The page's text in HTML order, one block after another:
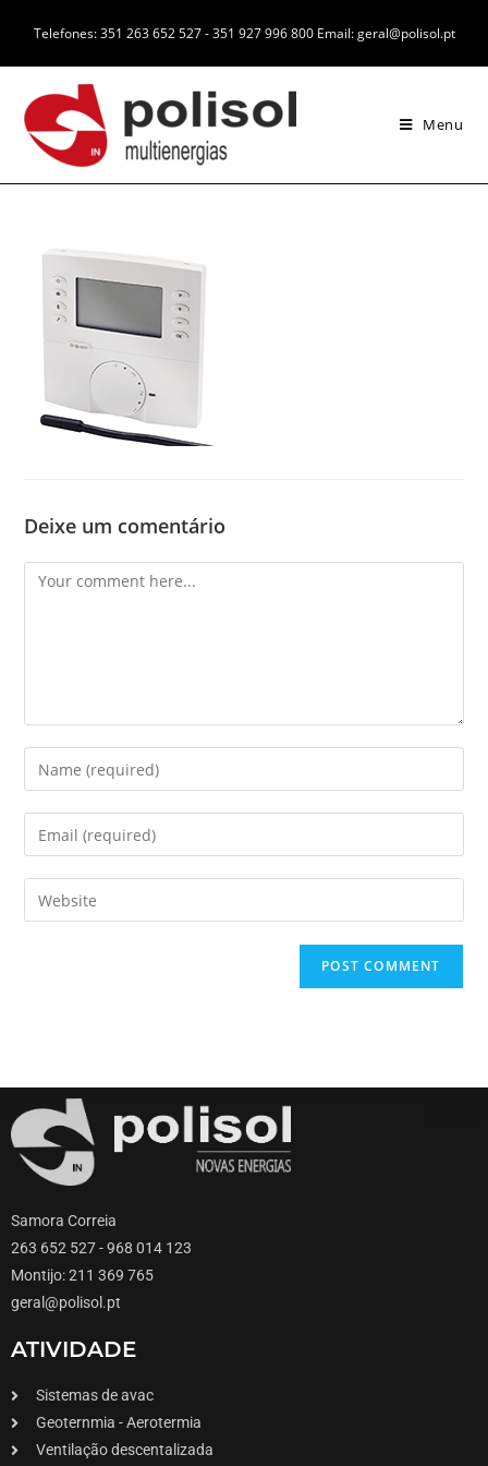
Telefones: 351 263 652 527 - 351 927 996 800 Email: geral@polisol.pt
Menu
Deixe um comentário
Samora Correia
263 652 527 - 968 014 123
Montijo: 211 369 765
geral@polisol.pt
ATIVIDADE
Sistemas de avac
Geoternmia - Aerotermia
Ventilação descentalizada